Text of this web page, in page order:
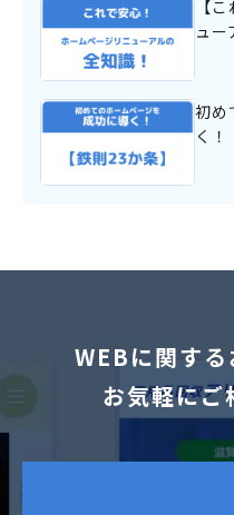
【
ュー
初め
く！
WEBに関す
お気軽にご